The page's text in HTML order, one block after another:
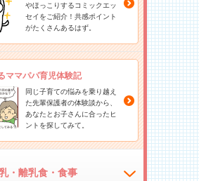
やほっこりするコミックエッ
セイをご紹介！共感ポイント
がたくさんあるはず。
ママパパ育児体験記
同じ子育ての悩みを乗り越え
た先輩保護者の体験談から、
あなたとお子さんに合ったヒ
ントを探してみて。
・離乳食・食事